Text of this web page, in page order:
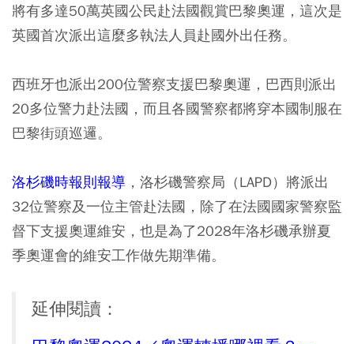
將有多達50萬英國公民赴法國觀賞巴黎奧運，這次是
英國首次派出這麼多執法人員赴國外出任務。
西班牙也派出200位警察支援巴黎奧運，巴西則派出
20多位警力赴法國，而且各國警察都將穿本國制服在
巴黎街頭巡邏。
洛杉磯時報則報導 ，洛杉磯警察局（LAPD）將派出
32位警察及一位主管赴法國，除了在法國國家警察監
督下支援奧運維安，也是為了2028年洛杉磯承辦夏
季奧運會的維安工作做先期準備。
延伸閱讀：